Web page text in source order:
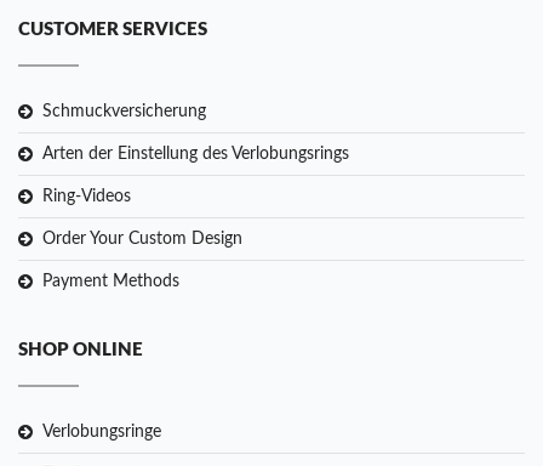
CUSTOMER SERVICES
Schmuckversicherung
Arten der Einstellung des Verlobungsrings
Ring-Videos
Order Your Custom Design
Payment Methods
SHOP ONLINE
Verlobungsringe